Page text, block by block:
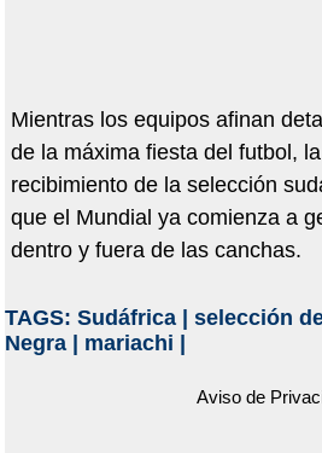
Mientras los equipos afinan
de la máxima fiesta del futbol,
recibimiento de la selección
que el Mundial ya comienza a
dentro y fuera de las canchas.
TAGS: Sudáfrica| selección
Negra| mariachi
Aviso de